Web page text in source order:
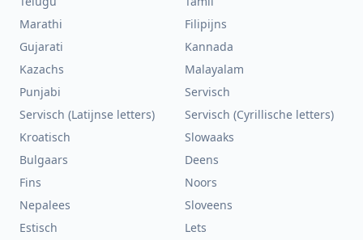
Marathi
Filipijns
Gujarati
Kannada
Kazachs
Malayalam
Punjabi
Servisch
Servisch (Latijnse letters)
Servisch (Cyrillische letters)
Kroatisch
Slowaaks
Bulgaars
Deens
Fins
Noors
Nepalees
Sloveens
Estisch
Lets